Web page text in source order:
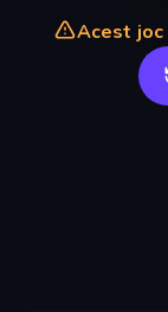
Acest